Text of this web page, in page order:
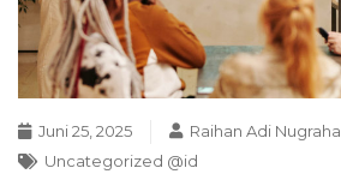
Juni 25, 2025
Raihan Adi Nugraha
Uncategorized @id